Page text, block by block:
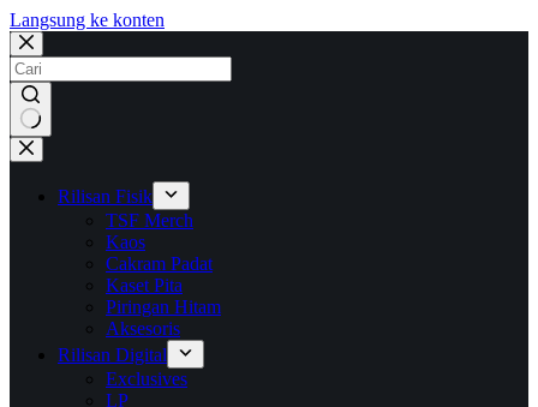
Langsung ke konten
No
results
Rilisan Fisik
TSF Merch
Kaos
Cakram Padat
Kaset Pita
Piringan Hitam
Aksesoris
Rilisan Digital
Exclusives
LP